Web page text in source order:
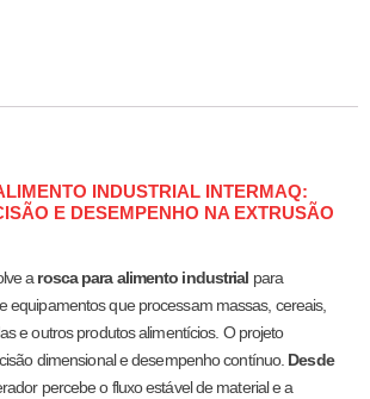
INDUSTRIAL INTERMAQ:
E DESEMPENHO NA EXTRUSÃO
arosca para alimento industrial para
equipamentos que processam massas, cereais,
e outros produtos alimentícios. O projeto
dimensional e desempenho contínuo. Desde
percebe o fluxo estável de material e a